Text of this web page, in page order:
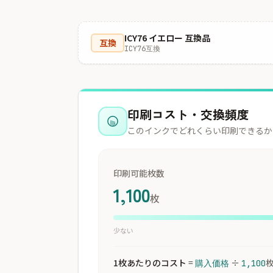
互換 ICY76 イエロー 互換品
ICY76互換
印刷コスト・交換頻度
このインクでどれくらい印刷できるか
印刷可能枚数
1,100枚
少ない
1枚あたりのコスト =購入価格 ÷ 1,100